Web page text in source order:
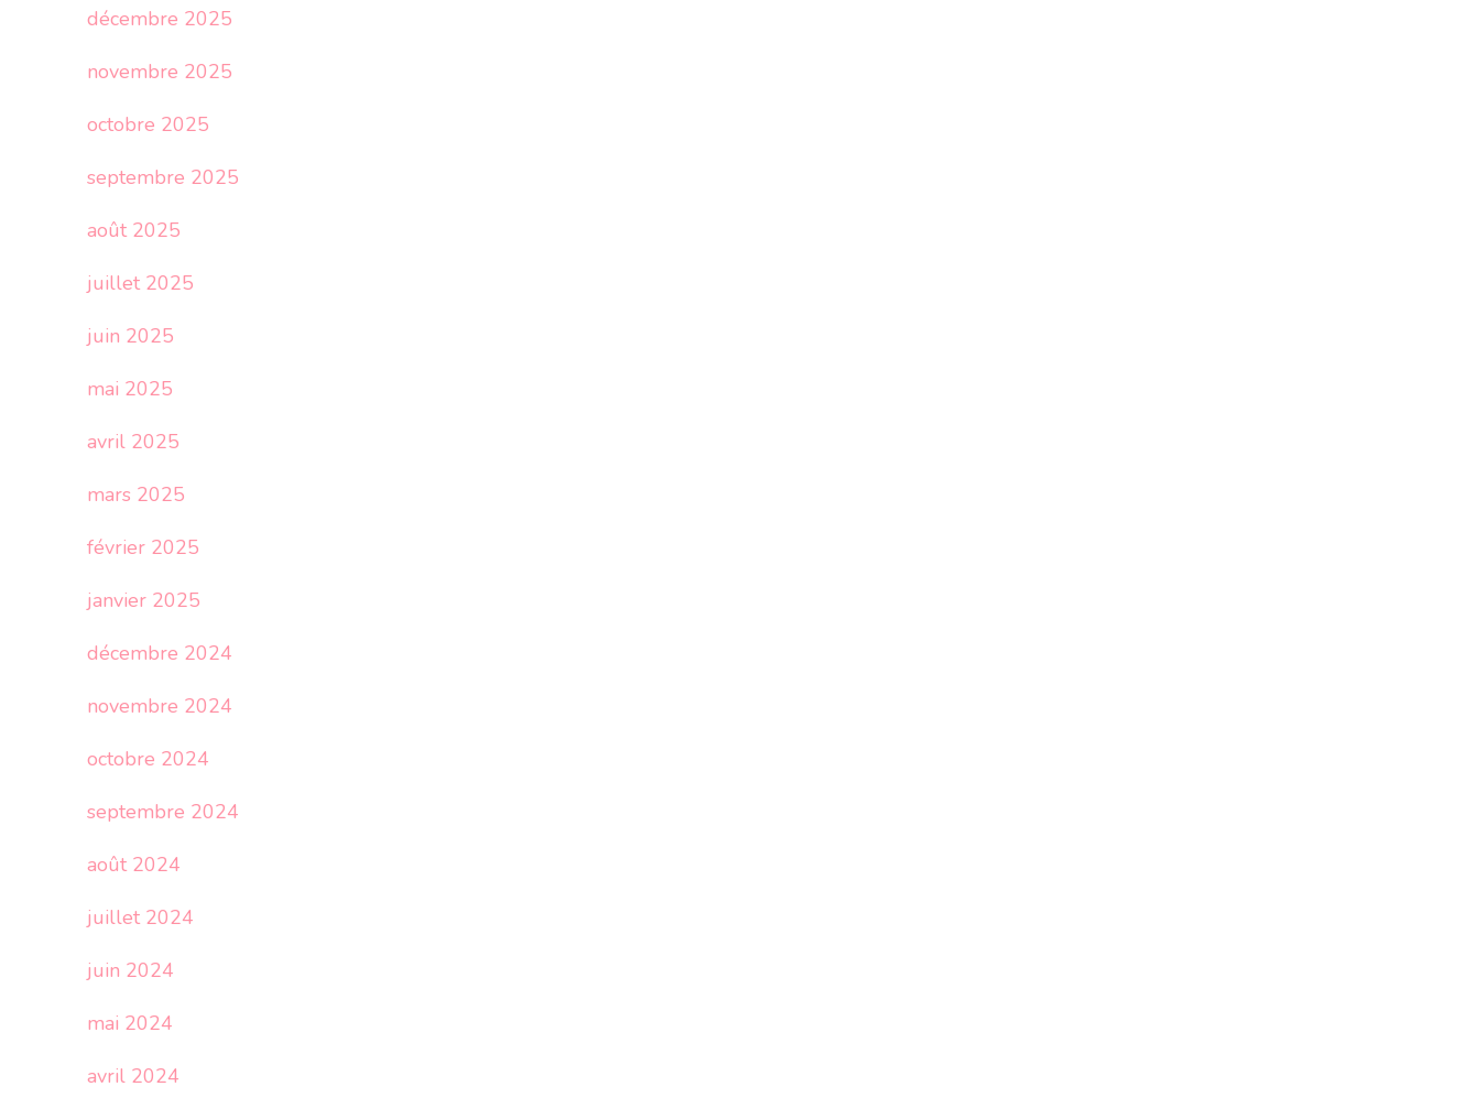
décembre 2025
novembre 2025
octobre 2025
septembre 2025
août 2025
juillet 2025
juin 2025
mai 2025
avril 2025
mars 2025
février 2025
janvier 2025
décembre 2024
novembre 2024
octobre 2024
septembre 2024
août 2024
juillet 2024
juin 2024
mai 2024
avril 2024